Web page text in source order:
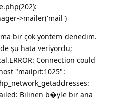
>mailer('mail')
bir çok yöntem denedim.
şu hata veriyordu;
Connection could
"mailpit:1025":
Bilinen b�yle bir ana